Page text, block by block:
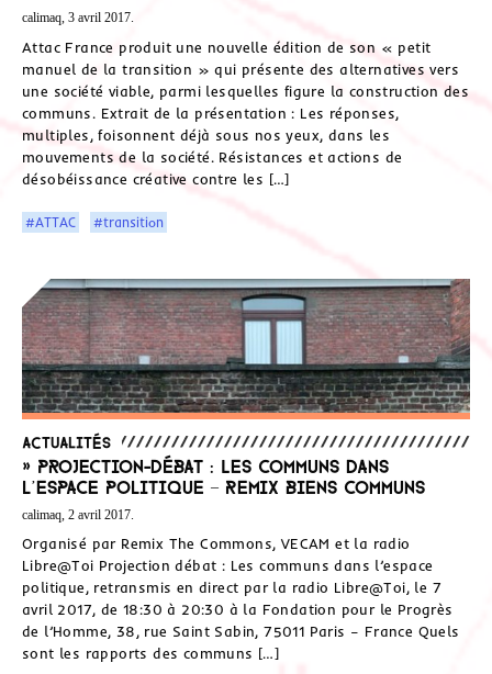
calimaq, 3 avril 2017.
Attac France produit une nouvelle édition de son « petit
manuel de la transition » qui présente des alternatives vers
une société viable, parmi lesquelles figure la construction des
communs. Extrait de la présentation : Les réponses,
multiples, foisonnent déjà sous nos yeux, dans les
mouvements de la société. Résistances et actions de
désobéissance créative contre les […]
#ATTAC #transition
Actualités
» Projection-débat : Les communs dans
l’espace politique – Remix biens communs
calimaq, 2 avril 2017.
Organisé par Remix The Commons, VECAM et la radio
Libre@Toi Projection débat : Les communs dans l’espace
politique, retransmis en direct par la radio Libre@Toi, le 7
avril 2017, de 18:30 à 20:30 à la Fondation pour le Progrès
de l’Homme, 38, rue Saint Sabin, 75011 Paris – France Quels
sont les rapports des communs […]